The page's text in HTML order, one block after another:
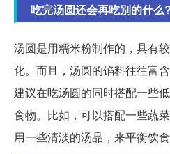
吃完汤圆还会再吃别的什么?
汤圆是用糯米粉制作的，具有
化。而且，汤圆的馅料往往富
建议在吃汤圆的同时搭配一些
食物。比如，可以搭配一些蔬
用一些清淡的汤品，来平衡饮食